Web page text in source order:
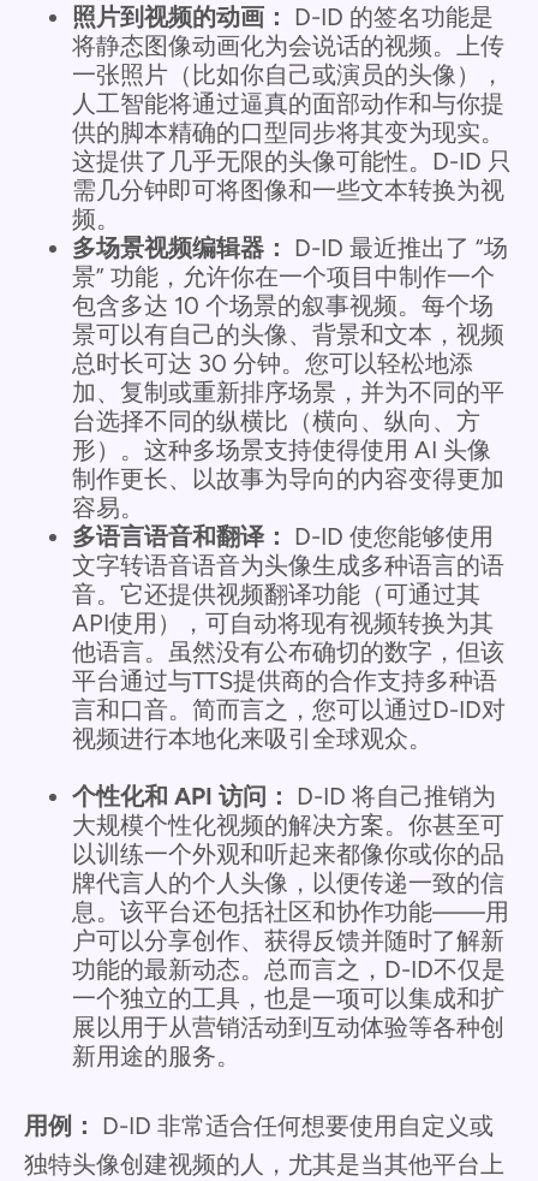
照片到视频的动画： D-ID 的签名功能是
将静态图像动画化为会说话的视频。上传
一张照片（比如你自己或演员的头像），
人工智能将通过逼真的面部动作和与你提
供的脚本精确的口型同步将其变为现实。
这提供了几乎无限的头像可能性。D-ID 只
需几分钟即可将图像和一些文本转换为视
频。
多场景视频编辑器： D-ID 最近推出了 “场
景” 功能，允许你在一个项目中制作一个
包含多达 10 个场景的叙事视频。每个场
景可以有自己的头像、背景和文本，视频
总时长可达 30 分钟。您可以轻松地添
加、复制或重新排序场景，并为不同的平
台选择不同的纵横比（横向、纵向、方
形）。这种多场景支持使得使用 AI 头像
制作更长、以故事为导向的内容变得更加
容易。
多语言语音和翻译： D-ID 使您能够使用
文字转语音语音为头像生成多种语言的语
音。它还提供视频翻译功能（可通过其
API使用），可自动将现有视频转换为其
他语言。虽然没有公布确切的数字，但该
平台通过与TTS提供商的合作支持多种语
言和口音。简而言之，您可以通过D-ID对
视频进行本地化来吸引全球观众。
个性化和 API 访问： D-ID 将自己推销为
大规模个性化视频的解决方案。你甚至可
以训练一个外观和听起来都像你或你的品
牌代言人的个人头像，以便传递一致的信
息。该平台还包括社区和协作功能——用
户可以分享创作、获得反馈并随时了解新
功能的最新动态。总而言之，D-ID不仅是
一个独立的工具，也是一项可以集成和扩
展以用于从营销活动到互动体验等各种创
新用途的服务。
用例： D-ID 非常适合任何想要使用自定义或
独特头像创建视频的人，尤其是当其他平台上